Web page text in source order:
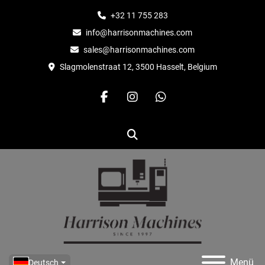
+32 11 755 283
info@harrisonmachines.com
sales@harrisonmachines.com
Slagmolenstraat 12, 3500 Hasselt, Belgium
facebookinstagramwhatsapp
Suche
Deutsch Menü